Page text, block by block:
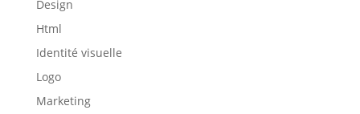
Design
Html
Identité visuelle
Logo
Marketing